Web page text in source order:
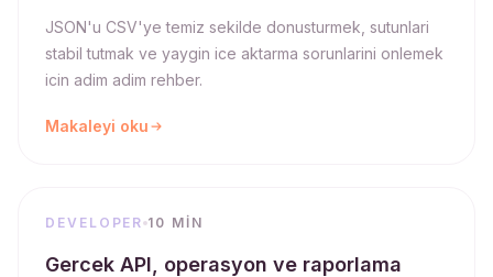
JSON'u CSV'ye temiz sekilde donusturmek, sutunlari
stabil tutmak ve yaygin ice aktarma sorunlarini onlemek
icin adim adim rehber.
Makaleyi oku
DEVELOPER 10 MIN
Gercek API, operasyon ve raporlama